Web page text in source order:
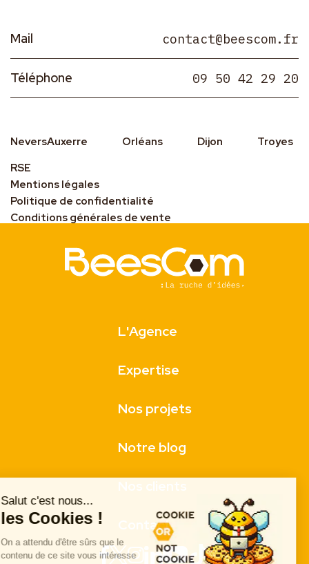
Mail contact@beescom.fr
Téléphone 09 50 42 29 20
NeversAuxerre Orléans Dijon
Troyes
RSE
Mentions légales
Politique de confidentialité
Conditions générales de vente
L'Agence
Expertise
Nos projets
Notre blog
Nos clients
Contact
Salut c'est nous...
les Cookies !
On a attendu d'être sûrs que le
contenu de ce site vous intéresse